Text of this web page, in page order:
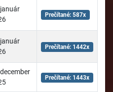
Prečítané: 587x
Prečítané: 1442x
Prečítané: 1443x